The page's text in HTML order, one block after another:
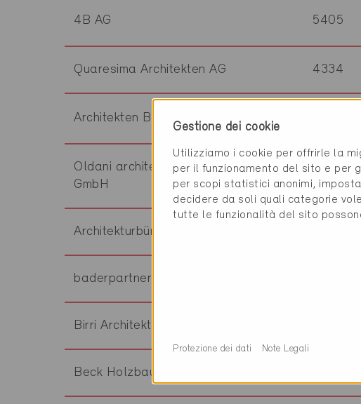
4B AG 5405
Quaresima Architekten AG 4334
Architekten Bucher AG
Oldani architektur & bauberatung
GmbH
5525
Architekturbüro Heinz Imholz
baderpartner ag
Birri Architekten AG
Beck Holzbau + Architektur AG
Gestione dei cookie
Utilizziamo i cookie per offrirle la
per il funzionamento del sito e per
per scopi statistici anonimi,
decidere da soli quali categorie
tutte le funzionalità del sito
Protezione dei dati Note Legali